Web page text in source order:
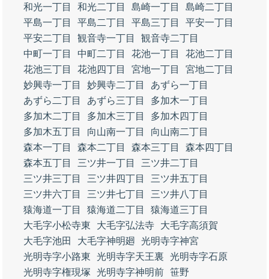
和光一丁目
和光二丁目 島崎一丁目
島崎二丁目
平島一丁目
平島二丁目 平島三丁目
平安一丁目
平安二丁目
観音寺一丁目
観音寺二丁目
中町一丁目
中町二丁目 花池一丁目
花池二丁目
花池三丁目
花池四丁目 宮地一丁目
宮地二丁目
妙興寺一丁目
妙興寺二丁目
あずら一丁目
あずら二丁目
あずら三丁目
多加木一丁目
多加木二丁目
多加木三丁目
多加木四丁目
多加木五丁目
向山南一丁目
向山南二丁目
森本一丁目
森本二丁目 森本三丁目
森本四丁目
森本五丁目
三ツ井一丁目
三ツ井二丁目
三ツ井三丁目
三ツ井四丁目
三ツ井五丁目
三ツ井六丁目
三ツ井七丁目
三ツ井八丁目
猿海道一丁目
猿海道二丁目
猿海道三丁目
大毛字小松寺東
大毛字弘法寺
大毛字高須賀
大毛字池田
大毛字神明廻
光明寺字神宮
光明寺字小路東
光明寺字天王裏
光明寺字石原
光明寺字権現塚
光明寺字神明前 笹野